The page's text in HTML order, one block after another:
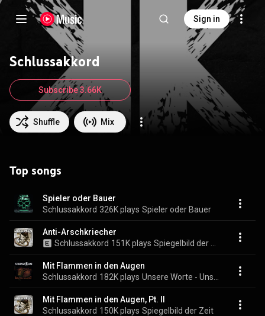
Sign in
Schlussakkord
Shuffle Mix
Subscribe 3.66K
Top songs
Spieler oder Bauer
Schlussakkord 326K plays Spieler oder Bauer
Anti-Arschkriecher
Schlussakkord 151K plays
Mit Flammen in den Augen
Schlussakkord 182K plays
Mit Flammen in den Augen, Pt. II
Schlussakkord 150K plays Spiegelbild der Zeit